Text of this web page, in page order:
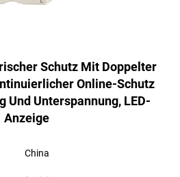
Schutz Mit Doppelter
Online-Schutz
Und Unterspannung, LED-
Anzeige
China